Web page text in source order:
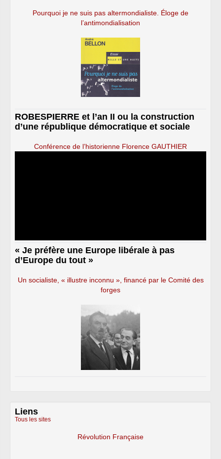
Pourquoi je ne suis pas altermondialiste. Éloge de
l’antimondialisation
ROBESPIERRE et l’an II ou la construction
d’une république démocratique et sociale
Conférence de l’historienne Florence GAUTHIER
« Je préfère une Europe libérale à pas
d’Europe du tout »
Un socialiste, « illustre inconnu », financé par le Comité des
forges
Liens
Tous les sites
Révolution Française